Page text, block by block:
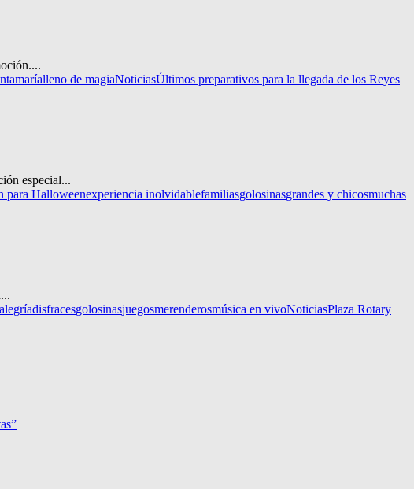
lleno de magiaNoticiasÚltimos preparativos para la llegada de los Reyes
especial...
para Halloweenexperiencia inolvidablefamiliasgolosinasgrandes y chicosmuchas
disfracesgolosinasjuegosmerenderosmúsica en vivoNoticiasPlaza Rotary